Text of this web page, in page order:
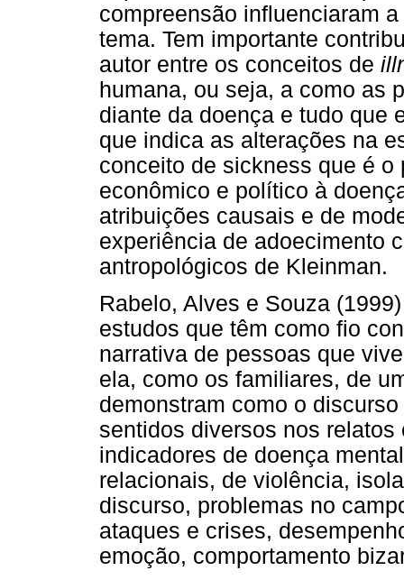
compreensão influenciaram
tema. Tem importante
autor entre os conceitos de
humana, ou seja, a como as
diante da doença e tudo que
que indica as alterações na
conceito de sickness que é
econômico e político à
atribuições causais e de
experiência de adoecimento
antropológicos de Kleinman.
Rabelo, Alves e Souza
estudos que têm como fio
narrativa de pessoas que
ela, como os familiares, de
demonstram como o
sentidos diversos nos
indicadores de doença
relacionais, de violência,
discurso, problemas no
ataques e crises,
emoção, comportamento